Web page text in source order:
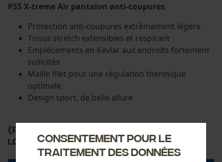
PSS X-treme Air pantalon anti-coupures
Protection anti-coupures extrêmement légère
Tissus stretch extensibles et respirant
Empiècements en Kevlar aux endroits fortement
sollicités
Maille filet pour une régulation thermique
optimale
Design sport, de belle allure
{PR-LoadData(XX71210)} 0,00€ {/PR-
LoadData(XX71210)}
Consentement pour le
traitement des données